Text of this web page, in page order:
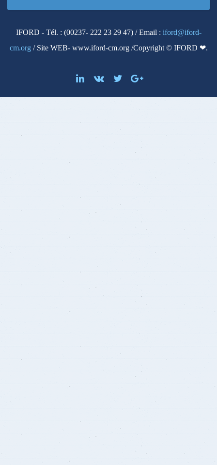
IFORD - Tél. : (00237- 222 23 29 47) / Email : iford@iford-
cm.org / Site WEB- www.iford-cm.org /Copyright © IFORD ❤.